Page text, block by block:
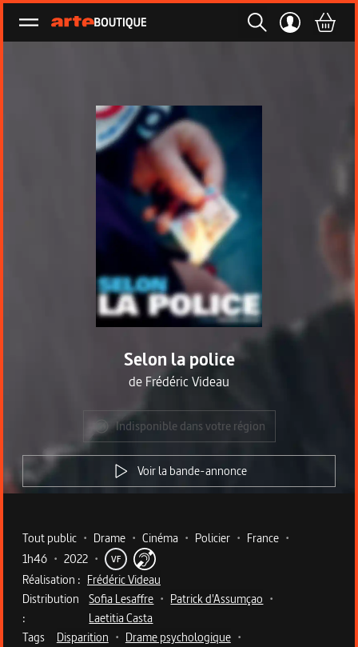
Ouvrir le menu
Selon la police
de Frédéric Videau
Indisponible dans votre région
Voir la bande-annonce
Metadata du programme
Tout public • Drame • Cinéma • Policier • France •
1h46 • 2022 • VF
Réalisation : Frédéric Videau
Distribution
:
Sofia Lesaffre • Patrick d'Assumçao •
Laetitia Casta
Tags
Disparition • Drame psychologique •